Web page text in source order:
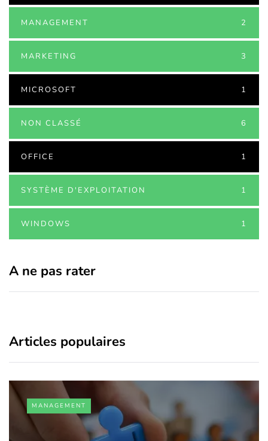
MANAGEMENT 2
MARKETING 3
MICROSOFT 1
NON CLASSÉ 6
OFFICE 1
SYSTÈME D'EXPLOITATION 1
WINDOWS 1
A ne pas rater
Articles populaires
MANAGEMENT